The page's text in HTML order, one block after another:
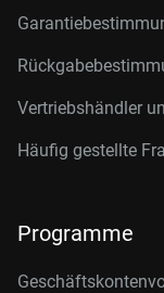
Vertriebshändler
Häufig gestellte
Programme